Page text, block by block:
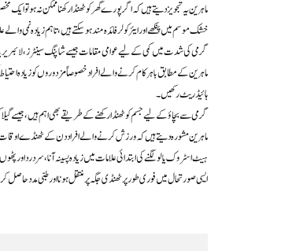
ماہرین یہ تجویز دیتے ہیں کہ اگر پورے گھر کو ٹھنڈا رکھنا ممکن نہ ہو تو
خشک موسم میں پنکھے اور ایئر کولر فائدہ مند ہو سکتے ہیں، تاہم زیادہ نمی
گرمی کی شدت میں کمی کے لیے عوامی مقامات جیسے شاپنگ سینٹرز،
ماہرین کے مطابق باہر کام کرنے والے افراد خصوصاً مزدوروں کو زیادہ
ہائیڈریٹ رکھیں۔
گرمی سے بچاؤ کے لیے جسم کو ٹھنڈا رکھنے کے طریقے بھی اہم ہیں، جیسے گیلا
ماہرین مشورہ دیتے ہیں کہ ورزش کرنے والے افراد دن کے ٹھنڈے اوقات
ہیٹ اسٹروک یا لو لگنے کی ابتدائی علامات میں زیادہ پسینہ آنا، سر درد
ایسی صورتحال میں فوری طور پر ٹھنڈی جگہ پر منتقل ہونا اور طبی مدد حاصل